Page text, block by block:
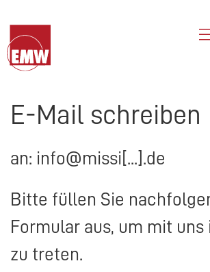
E-Mail schreiben
an: info@missi[...].de
Bitte füllen Sie
Formular aus, um mit uns
zu treten.